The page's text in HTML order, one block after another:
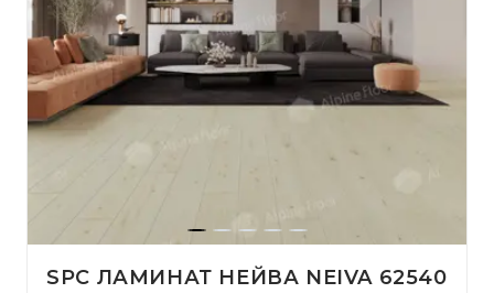
SPC ЛАМИНАТ НЕЙВА NEIVA 62540